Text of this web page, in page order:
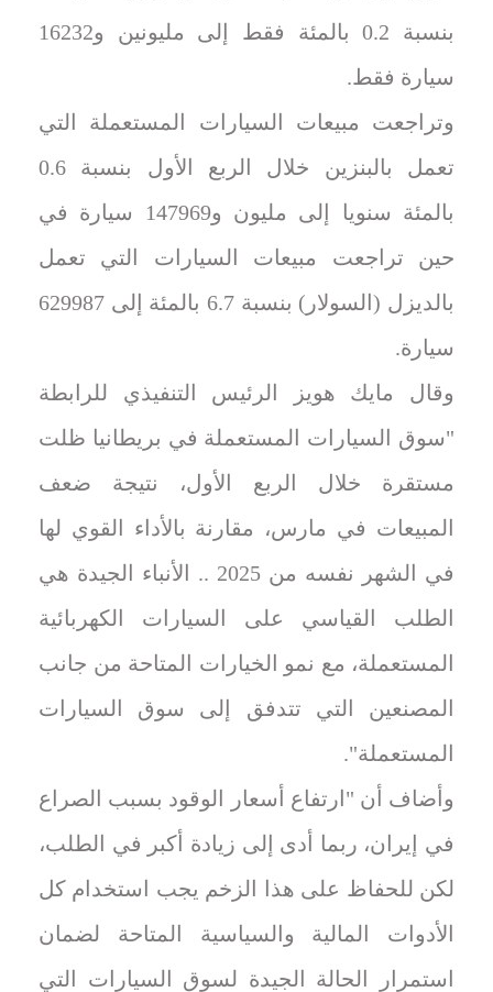
بنسبة 0.2 بالمئة فقط إلى مليونين و16232
سيارة فقط.
وتراجعت مبيعات السيارات المستعملة التي
تعمل بالبنزين خلال الربع الأول بنسبة 0.6
بالمئة سنويا إلى مليون و147969 سيارة في
حين تراجعت مبيعات السيارات التي تعمل
بالديزل (السولار) بنسبة 6.7 بالمئة إلى 629987
سيارة.
وقال مايك هويز الرئيس التنفيذي للرابطة
"سوق السيارات المستعملة في بريطانيا ظلت
مستقرة خلال الربع الأول، نتيجة ضعف
المبيعات في مارس، مقارنة بالأداء القوي لها
في الشهر نفسه من 2025 .. الأنباء الجيدة هي
الطلب القياسي على السيارات الكهربائية
المستعملة، مع نمو الخيارات المتاحة من جانب
المصنعين التي تتدفق إلى سوق السيارات
المستعملة".
وأضاف أن "ارتفاع أسعار الوقود بسبب الصراع
في إيران، ربما أدى إلى زيادة أكبر في الطلب،
لكن للحفاظ على هذا الزخم يجب استخدام كل
الأدوات المالية والسياسية المتاحة لضمان
استمرار الحالة الجيدة لسوق السيارات التي